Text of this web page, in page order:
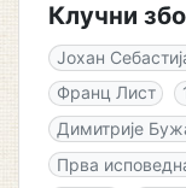
Клучни
Јохан
Франц Лист
Димитрије
Прва